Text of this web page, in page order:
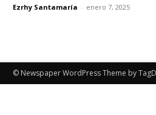
Ezrhy Santamaría - enero 7, 2025
© Newspaper WordPress Theme by